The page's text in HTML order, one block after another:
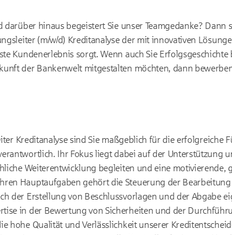
darüber hinaus begeistert Sie unser Teamgedanke? Dann
(m/w/d) Kreditanalyse der mit innovativen
Kundenerlebnis sorgt. Wenn auch Sie Erfolgsgeschichte
der Bankenwelt mitgestalten möchten, dann
Kreditanalyse sind Sie maßgeblich für die erfolgreiche
Ihr Fokus liegt dabei auf der Unterstützung
Weiterentwicklung begleiten und eine motivierende,
Hauptaufgaben gehört die Steuerung der
der Erstellung von Beschlussvorlagen und der Abgabe
in der Bewertung von Sicherheiten und der
hohe Qualität und Verlässlichkeit unserer